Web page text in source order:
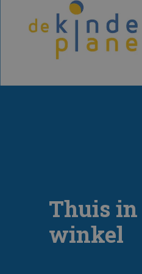
Thuis in
winkel